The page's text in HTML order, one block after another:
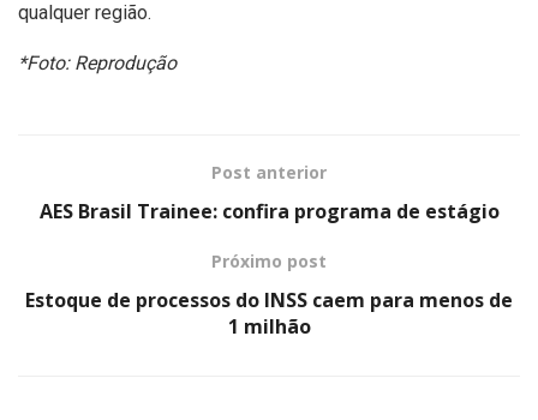
qualquer região.
*Foto: Reprodução
Post anterior
AES Brasil Trainee: confira programa de estágio
Próximo post
Estoque de processos do INSS caem para menos de
1 milhão